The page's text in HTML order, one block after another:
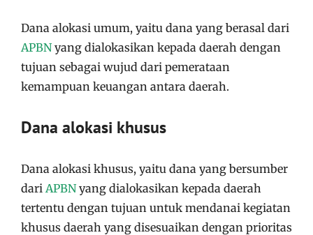
Dana alokasi umum, yaitu dana yang berasal dari
APBNyang dialokasikan kepada daerah dengan
tujuan sebagai wujud dari pemerataan
kemampuan keuangan antara daerah.
Dana alokasi khusus
Dana alokasi khusus, yaitu dana yang bersumber
dari APBNyang dialokasikan kepada daerah
tertentu dengan tujuan untuk mendanai kegiatan
khusus daerah yang disesuaikan dengan prioritas